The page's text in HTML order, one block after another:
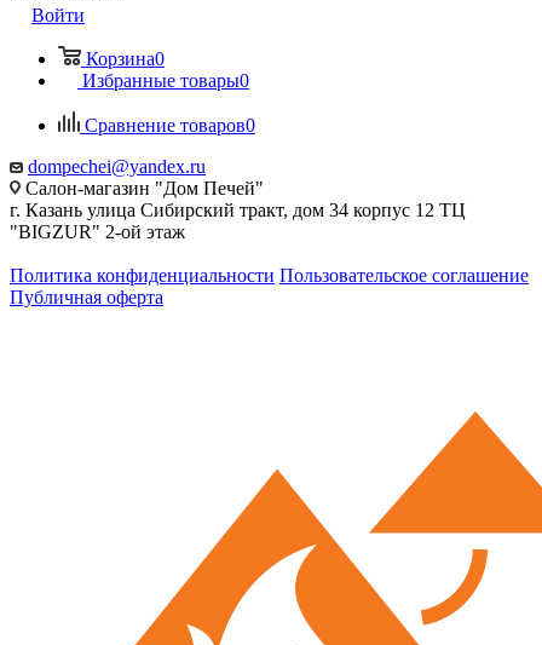
Войти
Корзина0
Избранные товары0
Сравнение товаров0
dompechei@yandex.ru
Салон-магазин "Дом Печей"
г. Казань улица Сибирский тракт, дом 34 корпус 12 ТЦ
"BIGZUR" 2-ой этаж
Политика конфиденциальности Пользовательское соглашение
Публичная оферта